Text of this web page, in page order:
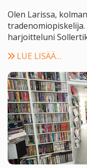
Olen Larissa,
harjoitteluni
LUE LISÄÄ…